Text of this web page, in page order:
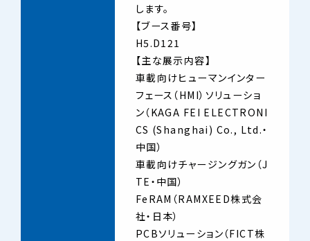
します。
【ブース番号】
H5.D121
【主な展示内容】
車載向けヒューマンインター
フェース（HMI）ソリューショ
ン（KAGA FEI ELECTRONI
CS (Shanghai) Co., Ltd.・
中国）
車載向けチャージングガン（J
TE・中国）
FeRAM（RAMXEED株式会
社・日本）
PCBソリューション（FICT株